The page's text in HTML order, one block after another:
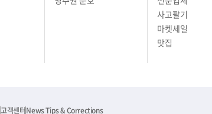
사고팔기
마켓세일
맛집
고객센터News Tips & Corrections